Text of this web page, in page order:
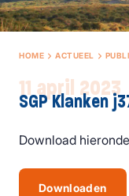
HOME ACTUEEL
11 april 2023
SGP Klanken
Download
Downloaden